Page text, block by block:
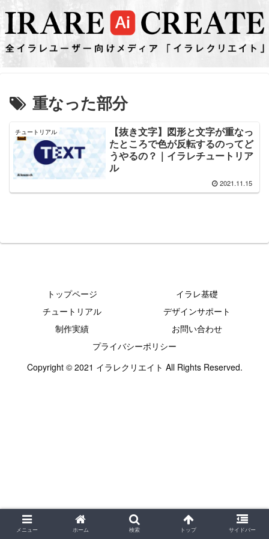
重なった部分
チュートリアル
【抜き文字】図形と文字が重なっ
たところで色が反転するのってど
うやるの？｜イラレチュートリア
ル
2021.11.15
トップページ
イラレ基礎
チュートリアル
デザインサポート
制作実績
お問い合わせ
プライバシーポリシー
Copyright © 2021 イラレクリエイト All Rights Reserved.
メニュー ホーム 検索 トップ サイドバー